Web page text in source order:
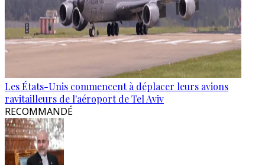
Les États-Unis commencent à déplacer leurs avions
ravitailleurs de l'aéroport de Tel Aviv
RECOMMANDÉ